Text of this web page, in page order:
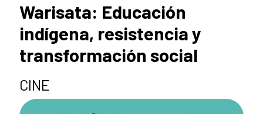
Warisata: Educación
indígena, resistencia y
transformación social
CINE